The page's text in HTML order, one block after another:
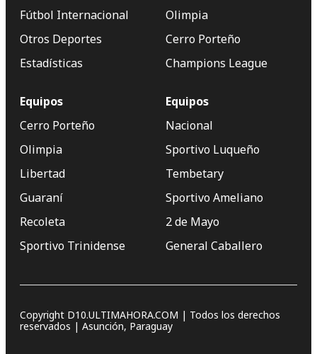
Fútbol Internacional
Otros Deportes
Estadísticas
Olimpia
Cerro Porteño
Champions League
Equipos
Cerro Porteño
Olimpia
Libertad
Guaraní
Recoleta
Sportivo Trinidense
Equipos
Nacional
Sportivo Luqueño
Tembetary
Sportivo Ameliano
2 de Mayo
General Caballero
Copyright D10.ULTIMAHORA.COM | Todos los derechos
reservados | Asunción, Paraguay